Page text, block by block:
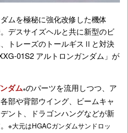
ムを極秘に強化改修した機体
デスサイズヘルと共に新型のビ
トレーズのトールギスⅡと対決
01S2 アルトロンガンダム」が
ダム※のパーツを流用しつつ、ア
部や背部ウイング、ビームキャ
ント、ドラゴンハングなどが新
※大元はHGACガンダムサンドロッ